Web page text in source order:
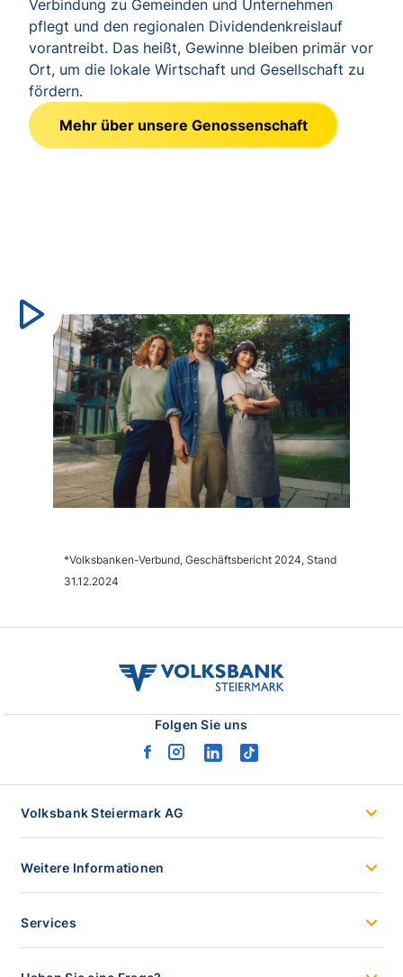
Verbindung zu Gemeinden und Unternehmen
pflegt und den regionalen Dividendenkreislauf
vorantreibt. Das heißt, Gewinne bleiben primär vor
Ort, um die lokale Wirtschaft und Gesellschaft zu
fördern.
Mehr über unsere Genossenschaft
Video
abspielen
*Volksbanken-Verbund, Geschäftsbericht 2024, Stand
31.12.2024
volksbank
stmk
Folgen Sie uns
facebook
instagram
linkedintiktok
Volksbank Steiermark AG
Weitere Informationen
Services